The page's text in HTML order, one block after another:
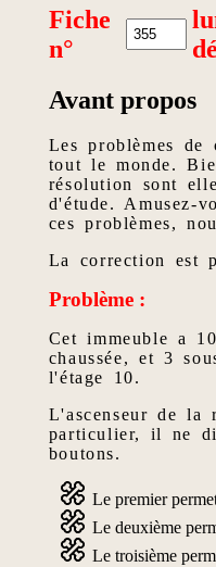
Fiche
n°
Avant propos
Les problèmes de
tout le monde.
résolution sont
d'étude. Amusez-
ces problèmes,
La correction est
Problème :
Cet immeuble a
chaussée, et 3
l'étage 10.
L'ascenseur de la
particulier, il ne
boutons.
Le premier
Le deuxième
Le troisième